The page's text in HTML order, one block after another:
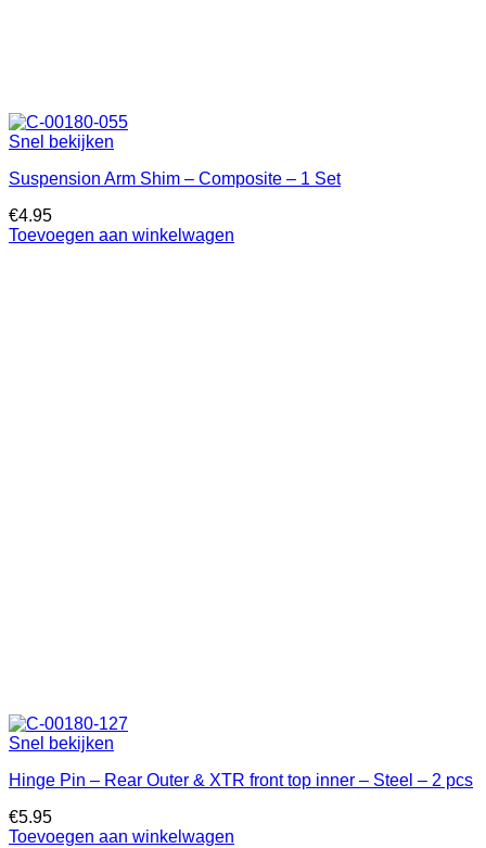
Snel bekijken
Suspension Arm Shim – Composite – 1 Set
€4.95
Toevoegen aan winkelwagen
Snel bekijken
Hinge Pin – Rear Outer & XTR front top inner – Steel – 2 pcs
€5.95
Toevoegen aan winkelwagen